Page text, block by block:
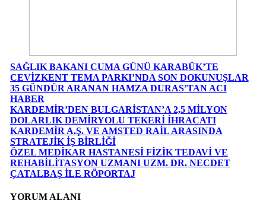
SAĞLIK BAKANI CUMA GÜNÜ KARABÜK’TE
CEVİZKENT TEMA PARKI’NDA SON DOKUNUŞLAR
35 GÜNDÜR ARANAN HAMZA DURAS’TAN ACI
HABER
KARDEMİR’DEN BULGARİSTAN’A 2,5 MİLYON
DOLARLIK DEMİRYOLU TEKERİ İHRACATI
KARDEMİR A.Ş. VE AMSTED RAİL ARASINDA
STRATEJİK İŞ BİRLİĞİ
ÖZEL MEDİKAR HASTANESİ FİZİK TEDAVİ VE
REHABİLİTASYON UZMANI UZM. DR. NECDET
ÇATALBAŞ İLE RÖPORTAJ
YORUM ALANI